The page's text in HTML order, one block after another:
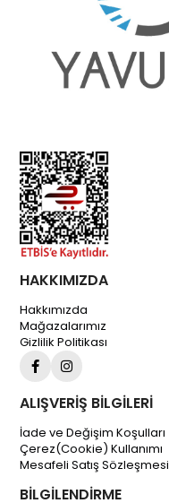
HAKKIMIZDA
Hakkımızda
Mağazalarımız
Gizlilik Politikası
ALIŞVERİŞ BİLGİLERİ
İade ve Değişim Koşulları
Çerez(Cookie) Kullanımı
Mesafeli Satış Sözleşmesi
BİLGİLENDİRME